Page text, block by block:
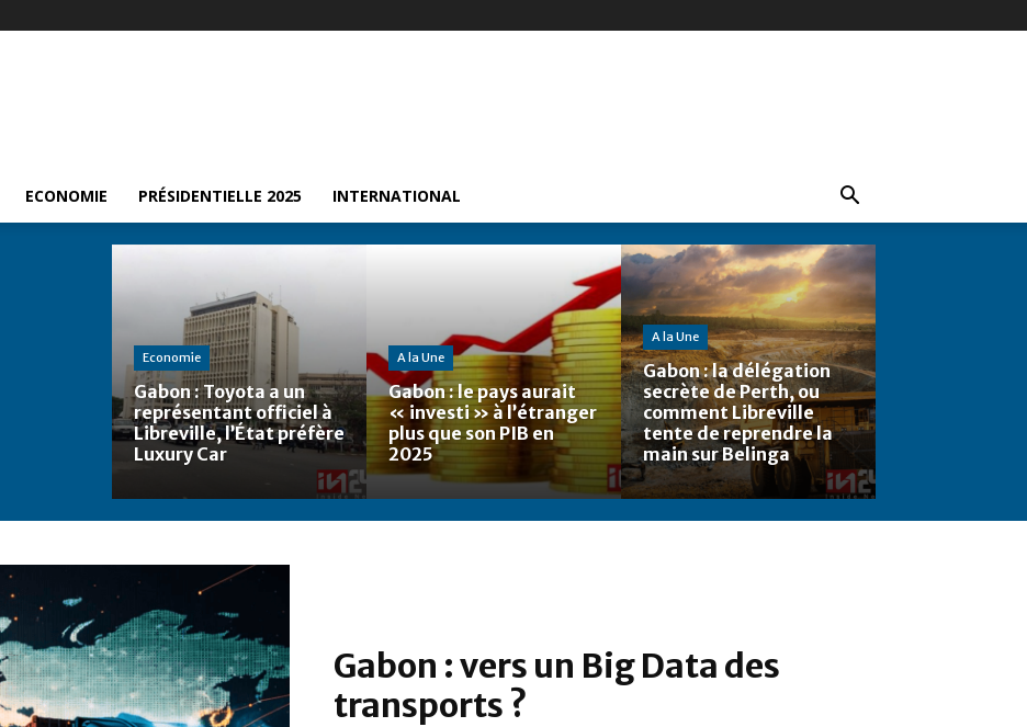
ECONOMIE PRÉSIDENTIELLE 2025 INTERNATIONAL
Economie
Gabon : Toyota a un
représentant officiel à
Libreville, l’État préfère
Luxury Car
A la Une
Gabon : le pays aurait
« investi » à l’étranger
plus que son PIB en
2025
A la Une
Gabon : la délégation
secrète de Perth, ou
comment Libreville
tente de reprendre la
main sur Belinga
Gabon : vers un Big Data des
transports ?